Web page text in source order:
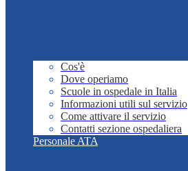
Cos'è
Dove operiamo
Scuole in ospedale in Italia
Informazioni utili sul servizio
Come attivare il servizio
Contatti sezione ospedaliera
Personale ATA